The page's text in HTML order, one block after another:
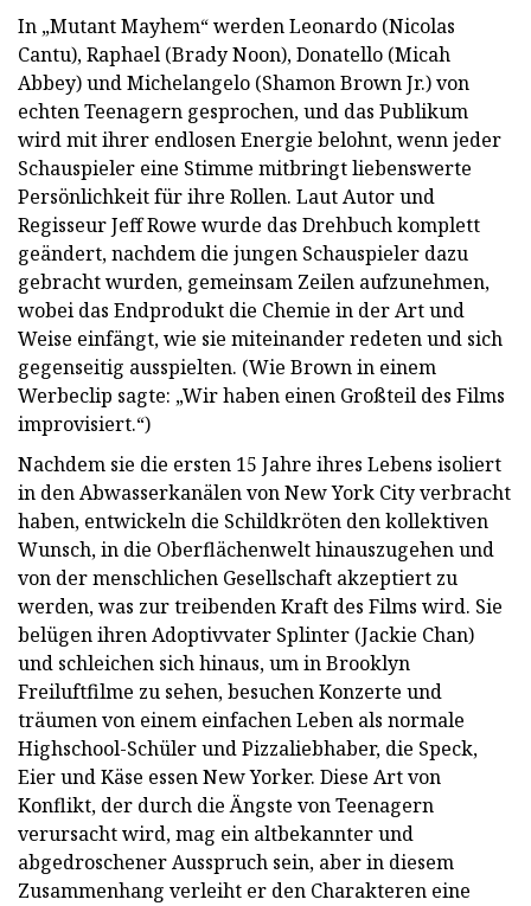
In „Mutant Mayhem“ werden Leonardo (Nicolas
Cantu), Raphael (Brady Noon), Donatello (Micah
Abbey) und Michelangelo (Shamon Brown Jr.) von
echten Teenagern gesprochen, und das Publikum
wird mit ihrer endlosen Energie belohnt, wenn jeder
Schauspieler eine Stimme mitbringt liebenswerte
Persönlichkeit für ihre Rollen. Laut Autor und
Regisseur Jeff Rowe wurde das Drehbuch komplett
geändert, nachdem die jungen Schauspieler dazu
gebracht wurden, gemeinsam Zeilen aufzunehmen,
wobei das Endprodukt die Chemie in der Art und
Weise einfängt, wie sie miteinander redeten und sich
gegenseitig ausspielten. (Wie Brown in einem
Werbeclip sagte: „Wir haben einen Großteil des Films
improvisiert.“)
Nachdem sie die ersten 15 Jahre ihres Lebens isoliert
in den Abwasserkanälen von New York City verbracht
haben, entwickeln die Schildkröten den kollektiven
Wunsch, in die Oberflächenwelt hinauszugehen und
von der menschlichen Gesellschaft akzeptiert zu
werden, was zur treibenden Kraft des Films wird. Sie
belügen ihren Adoptivvater Splinter (Jackie Chan)
und schleichen sich hinaus, um in Brooklyn
Freiluftfilme zu sehen, besuchen Konzerte und
träumen von einem einfachen Leben als normale
Highschool-Schüler und Pizzaliebhaber, die Speck,
Eier und Käse essen New Yorker. Diese Art von
Konflikt, der durch die Ängste von Teenagern
verursacht wird, mag ein altbekannter und
abgedroschener Ausspruch sein, aber in diesem
Zusammenhang verleiht er den Charakteren eine